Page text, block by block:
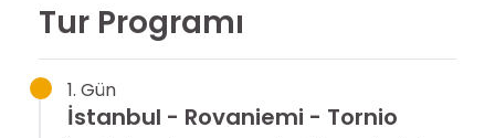
Tur Programı
1. Gün
İstanbul - Rovaniemi - Tornio